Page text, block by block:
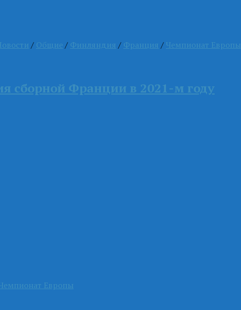
/ Общие / Финляндия / Франция / Чемпионат Европы
сборной Франции в 2021-м году
Европы